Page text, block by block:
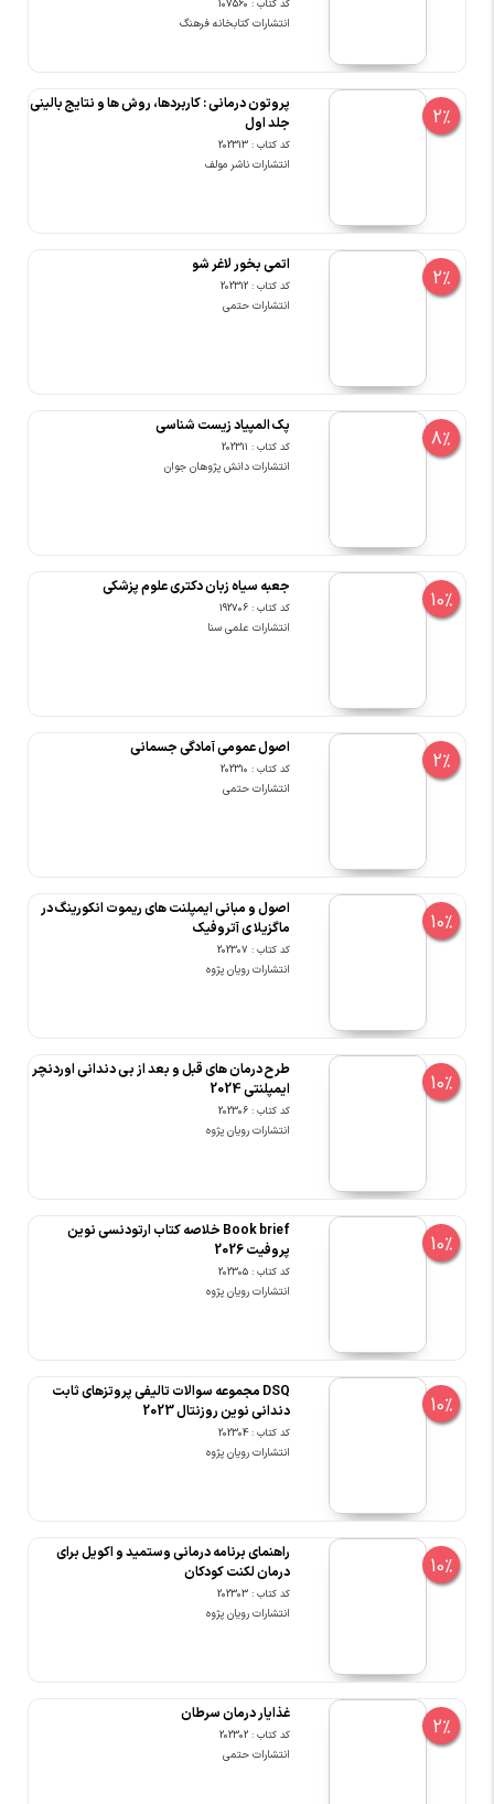
کد کتاب : 107560
انتشارات کتابخانه فرهنگ
2%
پروتون درمانی : کاربردها، روش ها و نتایج بالینی
جلد اول
کد کتاب : 202313
انتشارات ناشر مولف
2%
اتمی بخور لاغر شو
کد کتاب : 202312
انتشارات حتمی
8%
پک المپیاد زیست شناسی
کد کتاب : 202311
انتشارات دانش پژوهان جوان
10%
جعبه سیاه زبان دکتری علوم پزشکی
کد کتاب : 192706
انتشارات علمی سنا
2%
اصول عمومی آمادگی جسمانی
کد کتاب : 202310
انتشارات حتمی
10%
اصول و مبانی ایمپلنت های ریموت انکورینگ در
ماگزیلا ی آتروفیک
کد کتاب : 202307
انتشارات رویان پژوه
10%
طرح درمان های قبل و بعد از بی دندانی اوردنچر
ایمپلنتی 2024
کد کتاب : 202306
انتشارات رویان پژوه
10%
Book brief خلاصه کتاب ارتودنسی نوین
پروفیت 2026
کد کتاب : 202305
انتشارات رویان پژوه
10%
DSQ مجموعه سوالات تالیفی پروتزهای ثابت
دندانی نوین روزنتال 2023
کد کتاب : 202304
انتشارات رویان پژوه
10%
راهنمای برنامه درمانی وستمید و اکویل برای
درمان لکنت کودکان
کد کتاب : 202303
انتشارات رویان پژوه
2%
غذایار درمان سرطان
کد کتاب : 202302
انتشارات حتمی